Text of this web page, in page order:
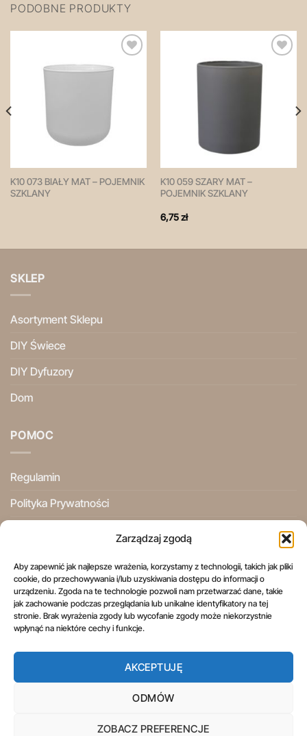
Zarządzaj zgodą
Aby zapewnić jak najlepsze wrażenia, korzystamy z technologii, takich jak pliki
cookie, do przechowywania i/lub uzyskiwania dostępu do informacji o
urządzeniu. Zgoda na te technologie pozwoli nam przetwarzać dane, takie
jak zachowanie podczas przeglądania lub unikalne identyfikatory na tej
stronie. Brak wyrażenia zgody lub wycofanie zgody może niekorzystnie
wpłynąć na niektóre cechy i funkcje.
AKCEPTUJĘ
ODMÓW
ZOBACZ PREFERENCJE
PODOBNE PRODUKTY
K10 073 BIAŁY MAT – POJEMNIK
SZKLANY
K10 059 SZARY MAT –
POJEMNIK SZKLANY
6,75zł
SKLEP
Asortyment Sklepu
DIY Świece
DIY Dyfuzory
Dom
POMOC
Regulamin
Polityka Prywatności
Prawo do odstąpienia od umowy
POLITYKA PRYWATNOŚCI
OGÓLNE WARUNKI UŻYTKOWANIA
INFORMACJE PRAWNE
PRAWO DO ODSTĄPIENIA OD UMOWY